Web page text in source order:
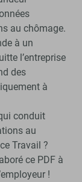
au chômage.
à un
l’entreprise
des
à
conduit
au
Travail ?
ce PDF à
!